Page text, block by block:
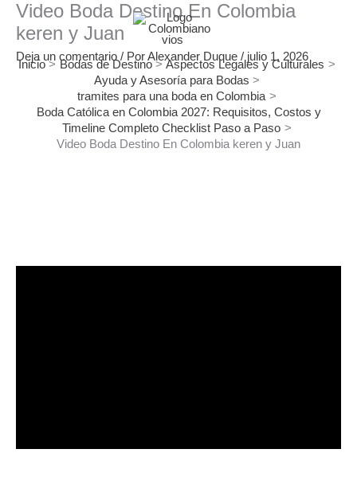
Inicio
Bodas de Destino
Aspectos Legales y Culturales
Ayuda y Asesoría para Bodas
tramites para una boda en Colombia
Boda Católica en Colombia 2027: Requisitos, Costos y
Timeline Completo Checklist Paso a Paso
Video Boda Destino En Colombia keren y Juan
Video Boda Destino En Colombia
keren y Juan
Deja un comentario / PorAlexander Duque / julio 1, 2026